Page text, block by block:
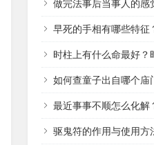
做完法事后当事人的感觉
早死的手相有哪些特征？如何
时柱上有什么命最好？时柱决
如何查童子出自哪个庙门？查
最近事事不顺怎么化解？
驱鬼符的作用与使用方法，